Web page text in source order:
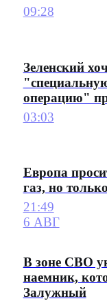
09:28
Зеленский
операцию"
03:03
Европа
газ, но
21:49
6 АВГ
В зоне СВО
наемник,
Залужный